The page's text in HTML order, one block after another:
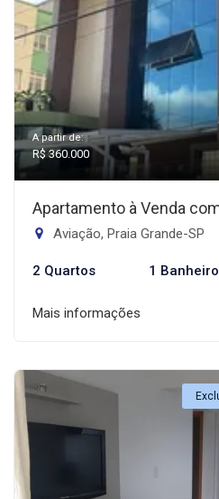
A partir de:
R$ 360.000
Apartamento à Venda
Aviação, Praia Grande-SP
2 Quartos 1 Banheiro
Mais informações